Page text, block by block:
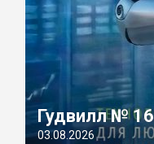
Гудвилл №
03.08.2026